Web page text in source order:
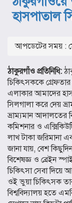
হাসপাতাল
আপডেটের সময় :
ঠাকুরগাঁও প্রতিনিধি:
চিকিৎসককে
এলাকার আমাদের
সিলগালা করে দেয়
ভ্রাম্যমান আদালতের
কমিশনার ও
লাখ টাকা জরিমানা
জানা যায়, বেশ
বিশেষজ্ঞ ও ব্রেইন
চিকিৎসা সেবা দিয়ে
ওই ভুয়া চিকিৎসক তার
বিশ্ববিদ্যালয় হতে